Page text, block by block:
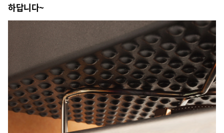
하답니다~